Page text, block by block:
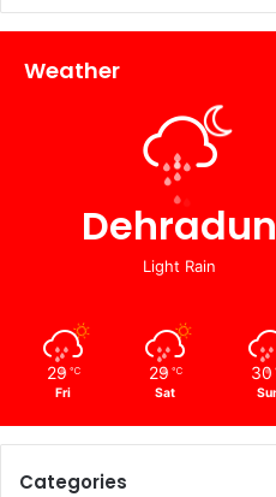
Weather
Dehradun
Light Rain
29 ℃
Fri
29 ℃
Sat
30
Categories